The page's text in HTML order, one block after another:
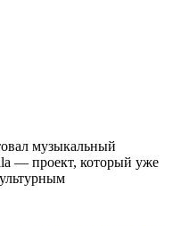
музыкальный
— проект, который уже